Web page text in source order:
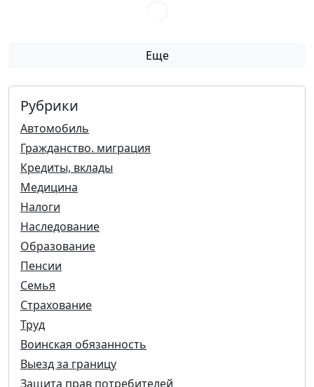
Еще
Рубрики
Автомобиль
Гражданство. миграция
Кредиты, вклады
Медицина
Налоги
Наследование
Образование
Пенсии
Семья
Страхование
Труд
Воинская обязанность
Выезд за границу
Защита прав потребителей